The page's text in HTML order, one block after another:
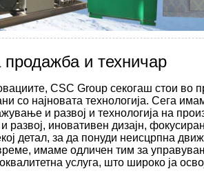
и техничар
CSC Group секогаш стои во
со најновата технологија. Сега
и развој и технологија на
иновативен дизајн,
детал, за да понуди неисцрпна
имаме одличен тим за
услуга, што широко ја